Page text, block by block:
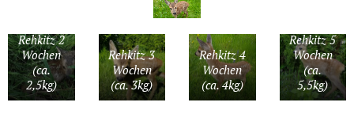
Rehkitz 2
Wochen
(ca.
2,5kg)
Rehkitz 3
Wochen
(ca. 3kg)
Rehkitz 4
Wochen
(ca. 4kg)
Rehkitz 5
Wochen
(ca.
5,5kg)